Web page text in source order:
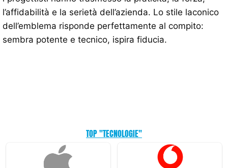
l’affidabilità e la serietà dell’azienda. Lo stile laconico
dell’emblema risponde perfettamente al compito:
sembra potente e tecnico, ispira fiducia.
TOP "TECNOLOGIE"